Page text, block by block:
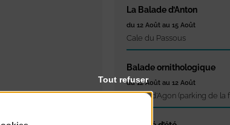
La Balade d’Anton
du 12 Août au 15 Août
Cale du Passous
Balade ornithologique
du 12 Août au 12 Août
Pointe d'Agon (parking de la
Tout refuser